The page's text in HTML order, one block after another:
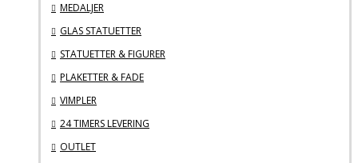
MEDALJER
GLAS STATUETTER
STATUETTER & FIGURER
PLAKETTER & FADE
VIMPLER
24 TIMERS LEVERING
OUTLET